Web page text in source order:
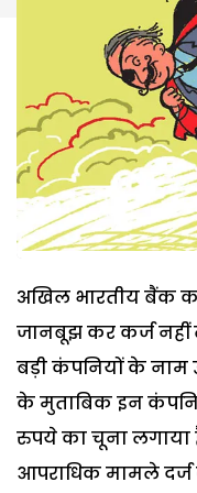
अखिल भारतीय बैंक
जानबूझ कर कर्ज नहीं
बड़ी कंपनियों के नाम
के मुताबिक इन
रुपये का चूना लगाया
आपराधिक मामले